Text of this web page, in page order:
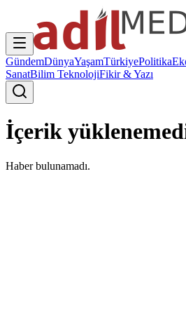
GündemDünyaYaşamTürkiyePolitika
SanatBilim TeknolojiFikir & Yazı
İçerik
Haber bulunamadı.